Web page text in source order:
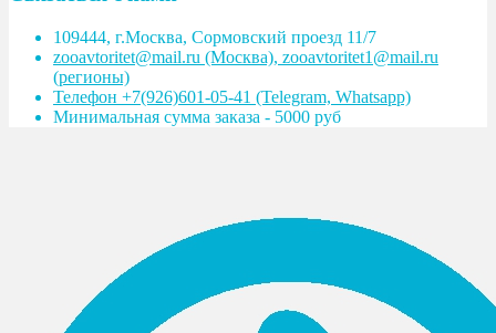
109444, г.Москва, Сормовский проезд 11/7
zooavtoritet@mail.ru (Москва), zooavtoritet1@mail.ru
(регионы)
Телефон +7(926)601-05-41 (Telegram, Whatsapp)
Минимальная сумма заказа - 5000 руб